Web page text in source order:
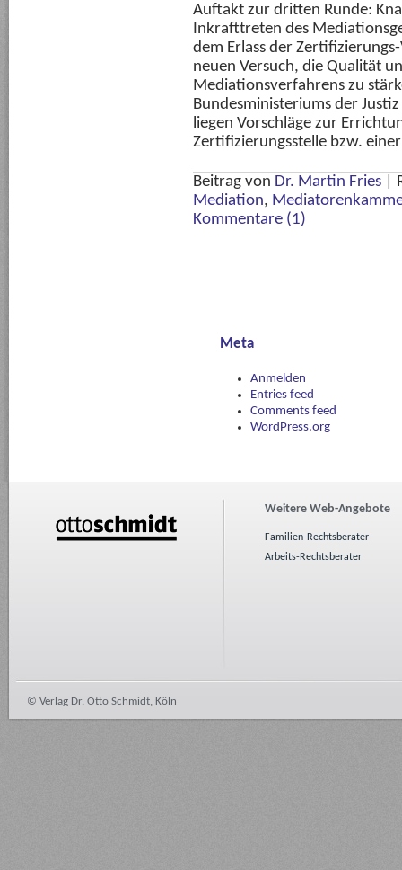
Auftakt zur dritten Runde:
Inkrafttreten des
dem Erlass der
neuen Versuch, die Qualität
Mediationsverfahrens zu
Bundesministeriums der
liegen Vorschläge zur
Zertifizierungsstelle bzw.
Beitrag von Dr. Martin Fries
Mediation,
Kommentare (1)
Meta
Anmelden
Entries feed
Comments feed
WordPress.org
Weitere Web-Angebote
Familien-Rechtsberater
Arbeits-Rechtsberater
© Verlag Dr. Otto Schmidt, Köln